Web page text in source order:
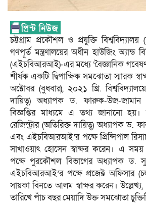
চট্টগ্রাম প্রকৌশল ও প্রযুক্তি
গণপূর্ত মন্ত্রণালয়ের অধীন হাউজিং অ্যান্ড
(এইচবিআরআই)-এর মধ্যে ‘বৈজ্ঞানিক
শীর্ষক একটি দ্বিপাক্ষিক সমঝোতা স্মারক
অক্টোবর (বুধবার), ২০২১ খ্রি.
দায়িত্ব) অধ্যাপক ড. ফারুক-উজ-জামান
বিজ্ঞপ্তির মাধ্যমে এ তথ্য জানানো হয়।
রেজিস্ট্রার (অতিরিক্ত দায়িত্ব) অধ্যাপক
এবং এইচবিআরআই’র পক্ষে প্রিন্সিপাল
সাখাওয়াৎ হোসেন স্বাক্ষর করেন। এ সময়
পক্ষে পুরকৌশল বিভাগের অধ্যাপক ড.
এইচবিআরআই’র পক্ষে প্রজেক্ট অফিসার
সায়কা বিনতে আলম স্বাক্ষর করেন।
তারিখে পাঁচ বছর মেয়াদি উক্ত সমঝোতা